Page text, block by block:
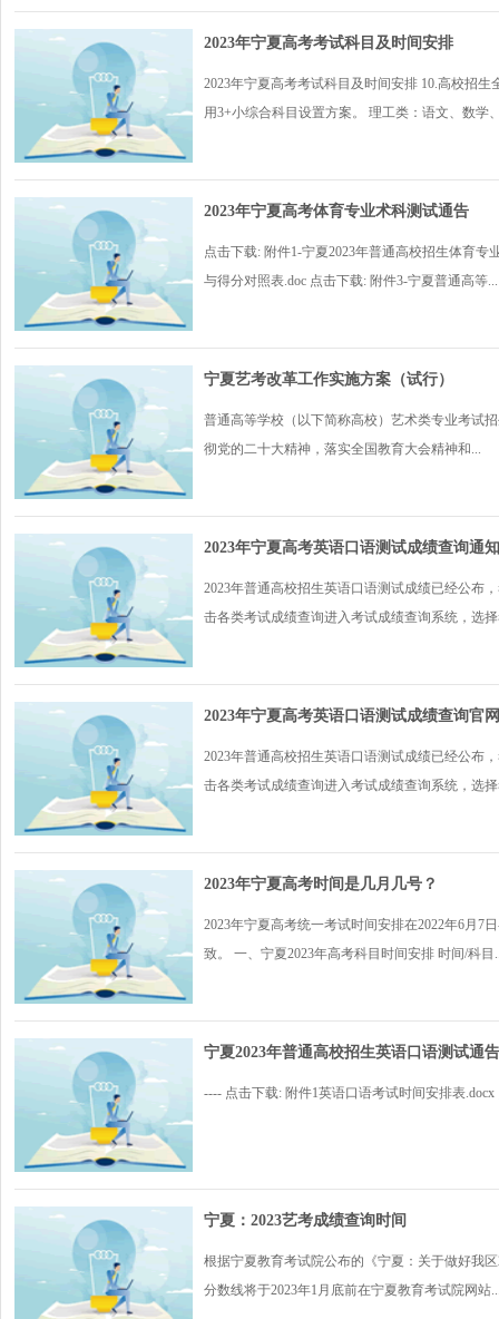
2023年宁夏高考考试科目及时间安排
2023年宁夏高考考试科目及时间安排 10.高校招
用3+小综合科目设置方案。 理工类：语文、数学
2023年宁夏高考体育专业术科测试通告
点击下载: 附件1-宁夏2023年普通高校招生体育
与得分对照表.doc 点击下载: 附件3-宁夏普通高等...
宁夏艺考改革工作实施方案（试行）
普通高等学校（以下简称高校）艺术类专业考试
彻党的二十大精神，落实全国教育大会精神和...
2023年宁夏高考英语口语测试成绩查询通知
2023年普通高校招生英语口语测试成绩已经公布
击各类考试成绩查询进入考试成绩查询系统，选
2023年宁夏高考英语口语测试成绩查询官
2023年普通高校招生英语口语测试成绩已经公布
击各类考试成绩查询进入考试成绩查询系统，选
2023年宁夏高考时间是几月几号？
2023年宁夏高考统一考试时间安排在2022年6月7
致。 一、宁夏2023年高考科目时间安排 时间/科目
宁夏2023年普通高校招生英语口语测试通告
---- 点击下载: 附件1英语口语考试时间安排表
宁夏：2023艺考成绩查询时间
根据宁夏教育考试院公布的《宁夏：关于做好我
分数线将于2023年1月底前在宁夏教育考试院网站